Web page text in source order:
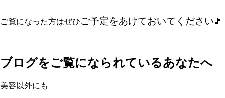
ご覧になった方はぜひご予定をあけておいてください 🎵
ブログをご覧になられているあなたへ
美容以外にも